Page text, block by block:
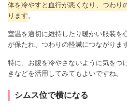
体を冷やすと血行が悪くなり、つわり
ります。
室温を適切に維持したり暖かい服装を
が保たれ、つわりの軽減につながります
特に、お腹を冷やさないように気をつ
きなどを活用してみてもよいですね。
シムス位で横になる